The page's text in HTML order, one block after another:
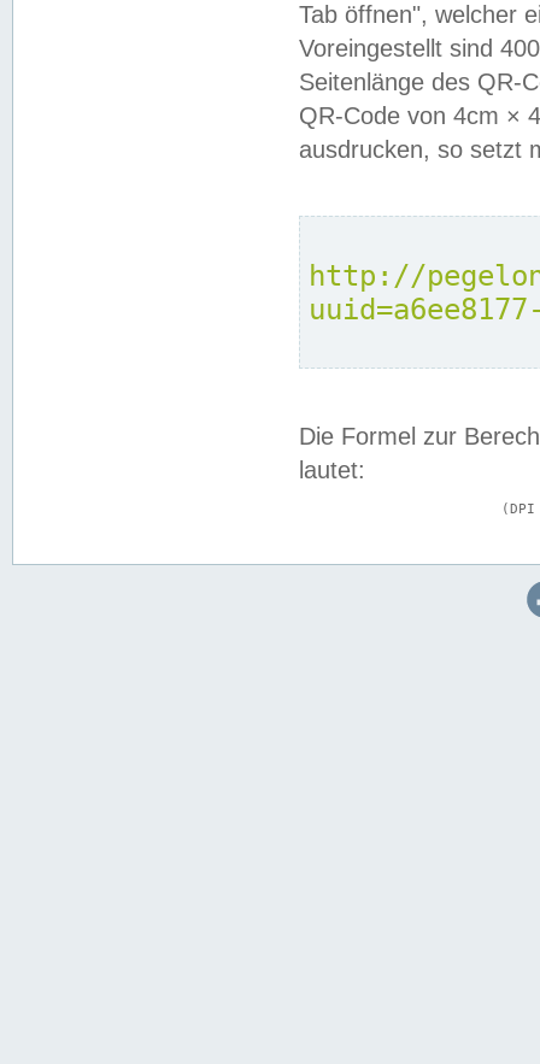
Tab öffnen", welcher
Voreingestellt sind
Seitenlänge des QR-
QR-Code von 4cm ×
ausdrucken, so setzt
http://
Die Formel zur
lautet: